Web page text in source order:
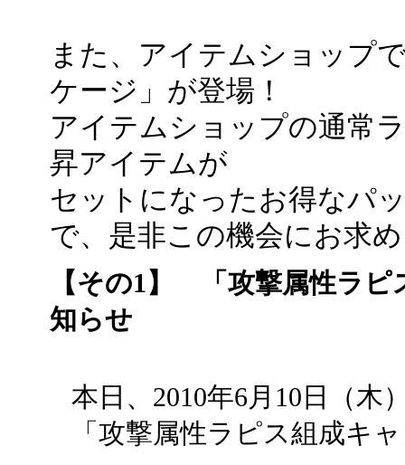
また、アイテムショップ
ケージ」が登場！
アイテムショップの通常
昇アイテムが
セットになったお得なパ
で、是非この機会にお求
【その1】 「攻撃属性ラピ
知らせ
本日、2010年6月10日（
「攻撃属性ラピス組成キ